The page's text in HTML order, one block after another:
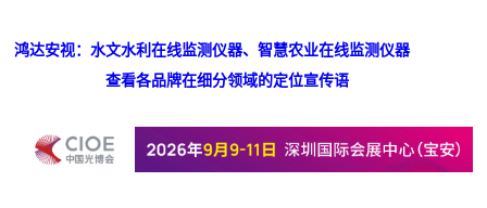
鸿达安视：水文水利在线监测仪器、智慧农业在线监测仪器
查看各品牌在细分领域的定位宣传语